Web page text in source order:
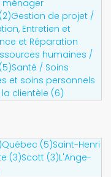
ménager
Gestion de projet /
Entretien et
et Réparation
humaines /
Santé / Soins
et soins personnels
clientèle (6)
Québec (5)Saint-Henri
(3)Scott (3)L'Ange-